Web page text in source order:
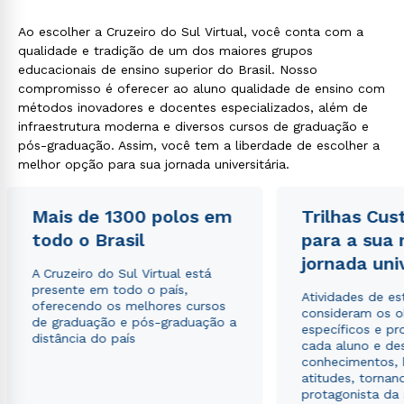
Ao escolher a Cruzeiro do Sul Virtual, você conta com a
qualidade e tradição de um dos maiores grupos
educacionais de ensino superior do Brasil. Nosso
compromisso é oferecer ao aluno qualidade de ensino com
métodos inovadores e docentes especializados, além de
infraestrutura moderna e diversos cursos de graduação e
pós-graduação. Assim, você tem a liberdade de escolher a
melhor opção para sua jornada universitária.
Mais de 1300 polos em
todo o Brasil
A Cruzeiro do Sul Virtual está
presente em todo o país,
oferecendo os melhores cursos
de graduação e pós-graduação a
distância do país
Trilhas
para a sua
jornada
Atividades de
consideram os
específicos e
cada aluno e
conhecimentos,
atitudes,
protagonista da
Rápido e fácil
ou
Política de Privacidade.e
autorizo que meus dados sejam utilizados para o